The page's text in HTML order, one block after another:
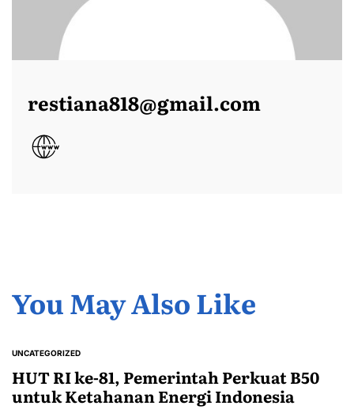
restiana818@gmail.com
You May Also Like
POSTED
UNCATEGORIZED
HUT RI ke-81, Pemerintah Perkuat B50
untuk Ketahanan Energi Indonesia